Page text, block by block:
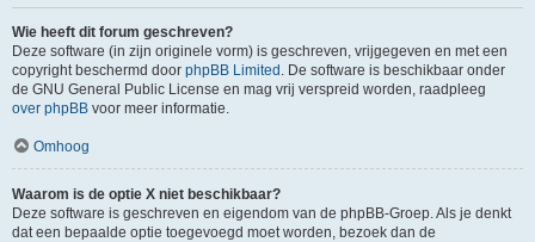
Wie heeft dit forum geschreven?
Deze software (in zijn originele vorm) is geschreven, vrijgegeven en met een
copyright beschermd door phpBB Limited . De software is beschikbaar onder
de GNU General Public License en mag vrij verspreid worden, raadpleeg
over phpBB voor meer informatie.
Omhoog
Waarom is de optie X niet beschikbaar?
Deze software is geschreven en eigendom van de phpBB-Groep. Als je denkt
dat een bepaalde optie toegevoegd moet worden, bezoek dan de